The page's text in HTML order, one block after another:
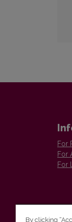
For
For
For
By clicking